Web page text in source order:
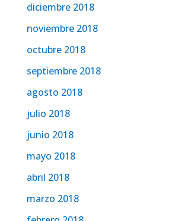
diciembre 2018
noviembre 2018
octubre 2018
septiembre 2018
agosto 2018
julio 2018
junio 2018
mayo 2018
abril 2018
marzo 2018